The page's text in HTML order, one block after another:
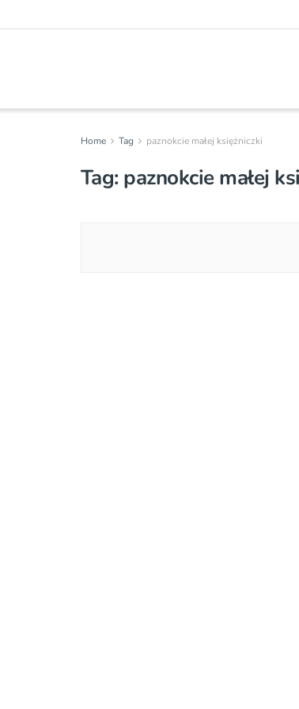
Home Tag paznokcie małej księżniczki
Tag: paznokcie małej